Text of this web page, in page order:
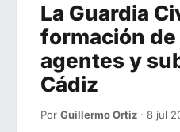
La Guardia
formación
agentes y
Cádiz
Por Guillermo Ortiz · 8 jul